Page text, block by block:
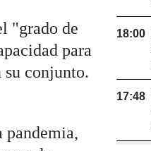
"grado de
para
su conjunto.
pandemia,
18:00
17:48